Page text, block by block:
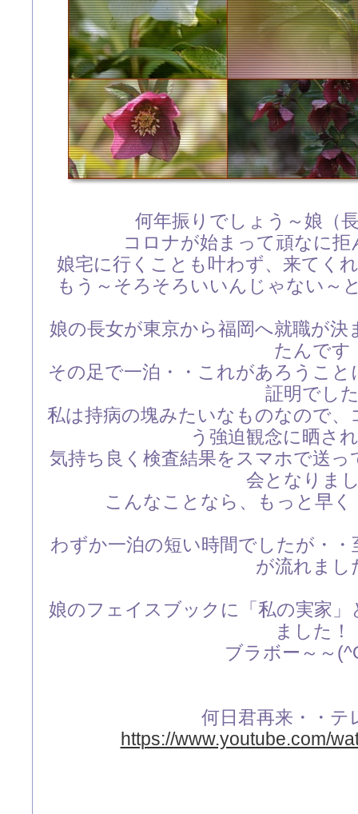
何年振りでしょう～娘（
コロナが始まって頑なに
娘宅に行くことも叶わず、来てく
もう～そろそろいいんじゃない～
娘の長女が東京から福岡へ就職が
たんです
その足で一泊・・これがあろうこ
証明でし
私は持病の塊みたいなものなので
う強迫観念に晒さ
気持ち良く検査結果をスマホで送
会となりま
こんなことなら、もっと早
わずか一泊の短い時間でしたが・
が流れまし
娘のフェイスブックに「私の実家
ました！
ブラボー～～
何日君再来・・テ
https://www.youtube.com/